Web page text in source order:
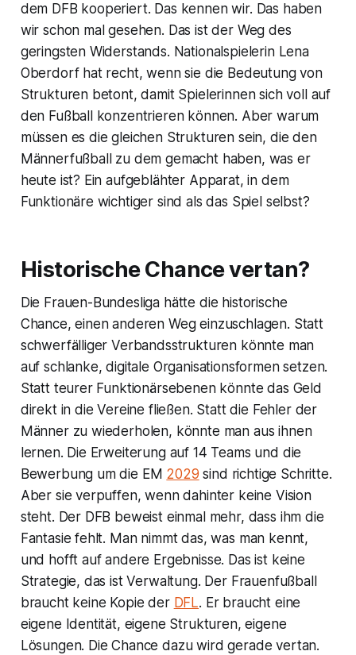
dem DFB kooperiert. Das kennen wir. Das haben
wir schon mal gesehen. Das ist der Weg des
geringsten Widerstands. Nationalspielerin Lena
Oberdorf hat recht, wenn sie die Bedeutung von
Strukturen betont, damit Spielerinnen sich voll auf
den Fußball konzentrieren können. Aber warum
müssen es die gleichen Strukturen sein, die den
Männerfußball zu dem gemacht haben, was er
heute ist? Ein aufgeblähter Apparat, in dem
Funktionäre wichtiger sind als das Spiel selbst?
Historische Chance vertan?
Die Frauen-Bundesliga hätte die historische
Chance, einen anderen Weg einzuschlagen. Statt
schwerfälliger Verbandsstrukturen könnte man
auf schlanke, digitale Organisationsformen setzen.
Statt teurer Funktionärsebenen könnte das Geld
direkt in die Vereine fließen. Statt die Fehler der
Männer zu wiederholen, könnte man aus ihnen
lernen. Die Erweiterung auf 14 Teams und die
Bewerbung um die EM 2029 sind richtige Schritte.
Aber sie verpuffen, wenn dahinter keine Vision
steht. Der DFB beweist einmal mehr, dass ihm die
Fantasie fehlt. Man nimmt das, was man kennt,
und hofft auf andere Ergebnisse. Das ist keine
Strategie, das ist Verwaltung. Der Frauenfußball
braucht keine Kopie der DFL. Er braucht eine
eigene Identität, eigene Strukturen, eigene
Lösungen. Die Chance dazu wird gerade vertan.